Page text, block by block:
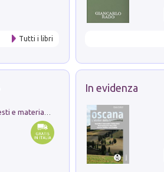
Tutti i libri
In evidenza